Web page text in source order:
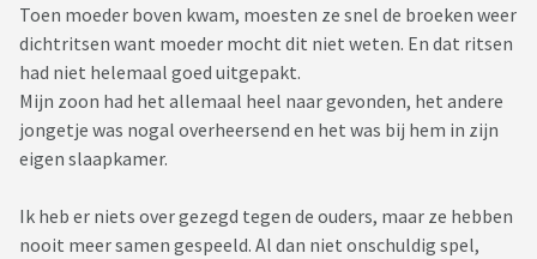
Toen moeder boven kwam, moesten ze snel de broeken weer
dichtritsen want moeder mocht dit niet weten. En dat ritsen
had niet helemaal goed uitgepakt.
Mijn zoon had het allemaal heel naar gevonden, het andere
jongetje was nogal overheersend en het was bij hem in zijn
eigen slaapkamer.
Ik heb er niets over gezegd tegen de ouders, maar ze hebben
nooit meer samen gespeeld. Al dan niet onschuldig spel,